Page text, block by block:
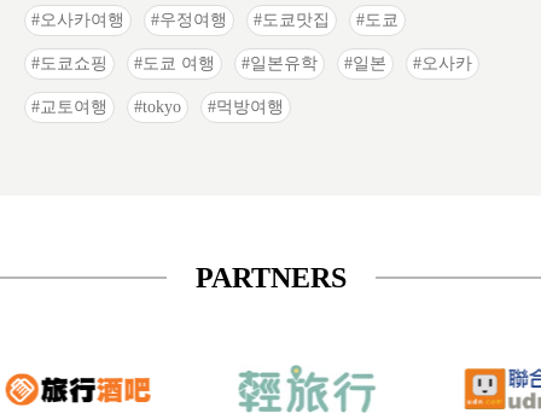
오사카여행 우정여행 도쿄맛집 도쿄
도쿄쇼핑 도쿄 여행 일본유학 일본 오사카
교토여행 tokyo 먹방여행
PARTNERS